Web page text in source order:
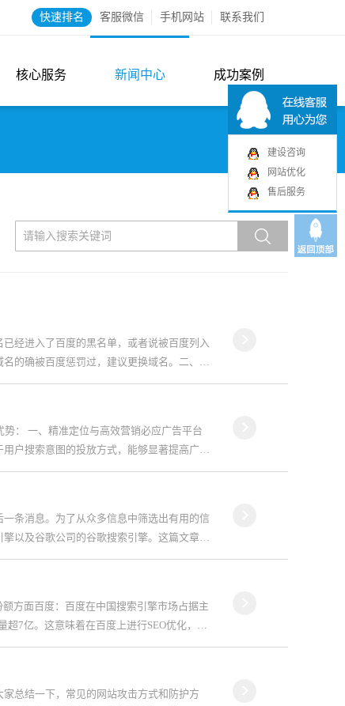
联系我们
手机网站
客服微信
快速排名
核心服务 新闻中心 成功案例
经进入了百度的黑名单，或者说被百度列入
的确被百度惩罚过，建议更换域名。二、网
： 一、精准定位与高效营销必应广告平台
户搜索意图的投放方式，能够显著提高广告
条消息。为了从众多信息中筛选出有用的信
以及谷歌公司的谷歌搜索引擎。这篇文章将
方面百度：百度在中国搜索引擎市场占据主
7亿。这意味着在百度上进行SEO优化，潜
总结一下，常见的网站攻击方式和防护方
建设咨询
网站优化
售后服务